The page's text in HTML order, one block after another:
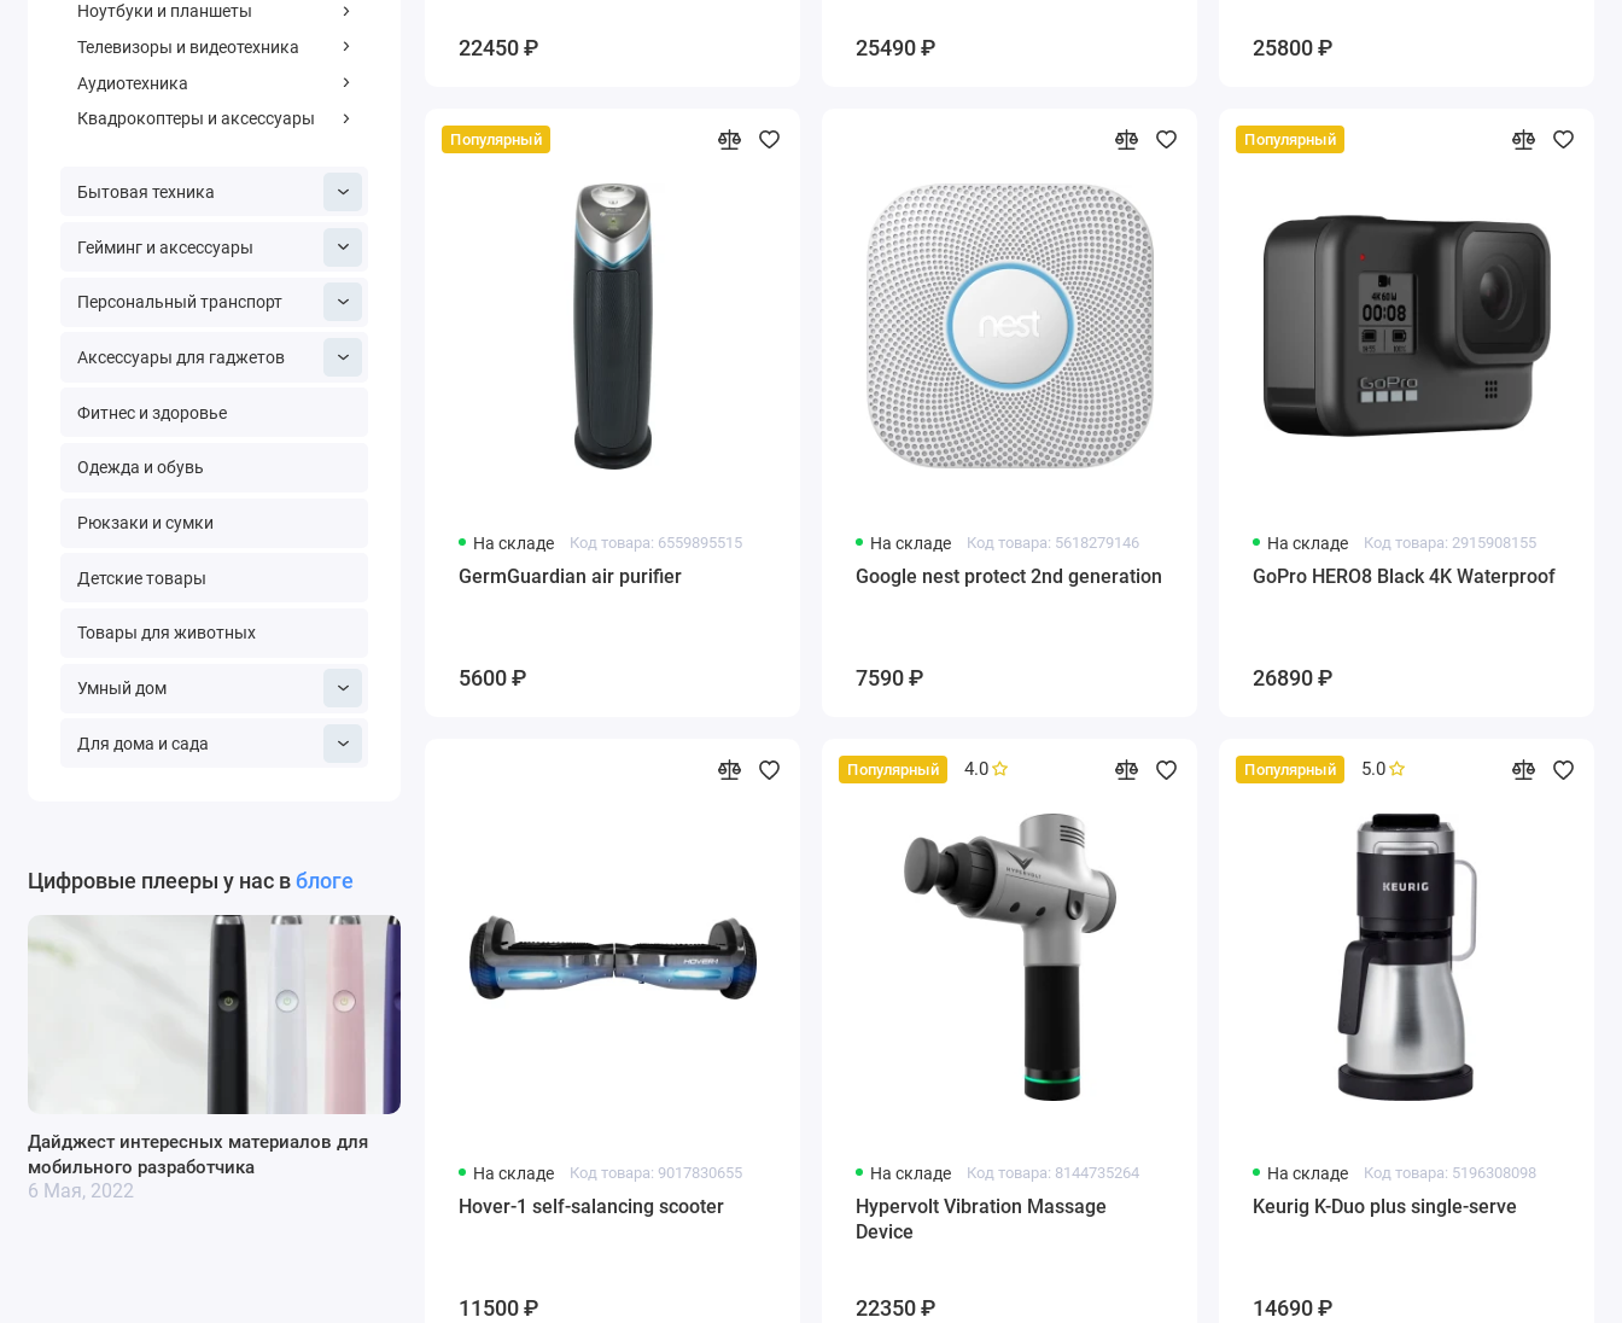
Ноутбуки и планшеты
Телевизоры и видеотехника
Аудиотехника
Квадрокоптеры и аксессуары
Бытовая техника
Гейминг и аксессуары
Персональный транспорт
Аксессуары для гаджетов
Фитнес и здоровье
Одежда и обувь
Рюкзаки и сумки
Детские товары
Товары для животных
Умный дом
Для дома и сада
Цифровые плееры у нас вблоге
Дайджест интересных материалов для
мобильного разработчика
6 Мая, 2022
22450 ₽ 25490 ₽ 25800 ₽
Популярный
На складе Код товара: 6559895515
GermGuardian air purifier
5600 ₽
На складе Код товара: 5618279146
Google nest protect 2nd generation
7590 ₽
Популярный
На складе Код товара: 2915908155
GoPro HERO8 Black 4K Waterproof
26890 ₽
На складе Код товара: 9017830655
Hover-1 self-salancing scooter
11500 ₽
Популярный 4.0
На складе Код товара: 8144735264
Hypervolt Vibration Massage
Device
22350 ₽
Популярный 5.0
На складе Код товара: 5196308098
Keurig K-Duo plus single-serve
14690 ₽